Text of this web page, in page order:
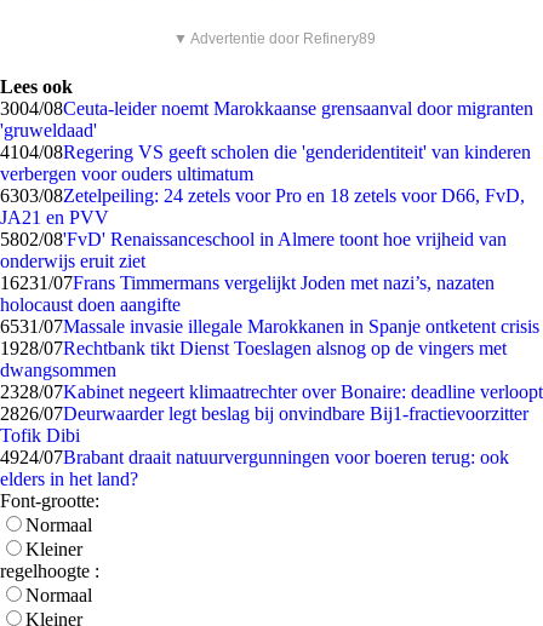
▼ Advertentie door Refinery89
Lees ook
3004/08Ceuta-leider noemt Marokkaanse grensaanval door migranten
'gruweldaad'
4104/08Regering VS geeft scholen die 'genderidentiteit' van kinderen
verbergen voor ouders ultimatum
6303/08Zetelpeiling: 24 zetels voor Pro en 18 zetels voor D66, FvD,
JA21 en PVV
5802/08'FvD' Renaissanceschool in Almere toont hoe vrijheid van
onderwijs eruit ziet
16231/07Frans Timmermans vergelijkt Joden met nazi’s, nazaten
holocaust doen aangifte
6531/07Massale invasie illegale Marokkanen in Spanje ontketent crisis
1928/07Rechtbank tikt Dienst Toeslagen alsnog op de vingers met
dwangsommen
2328/07Kabinet negeert klimaatrechter over Bonaire: deadline verloopt
2826/07Deurwaarder legt beslag bij onvindbare Bij1-fractievoorzitter
Tofik Dibi
4924/07Brabant draait natuurvergunningen voor boeren terug: ook
elders in het land?
Font-grootte:
Normaal
Kleiner
regelhoogte :
Normaal
Kleiner